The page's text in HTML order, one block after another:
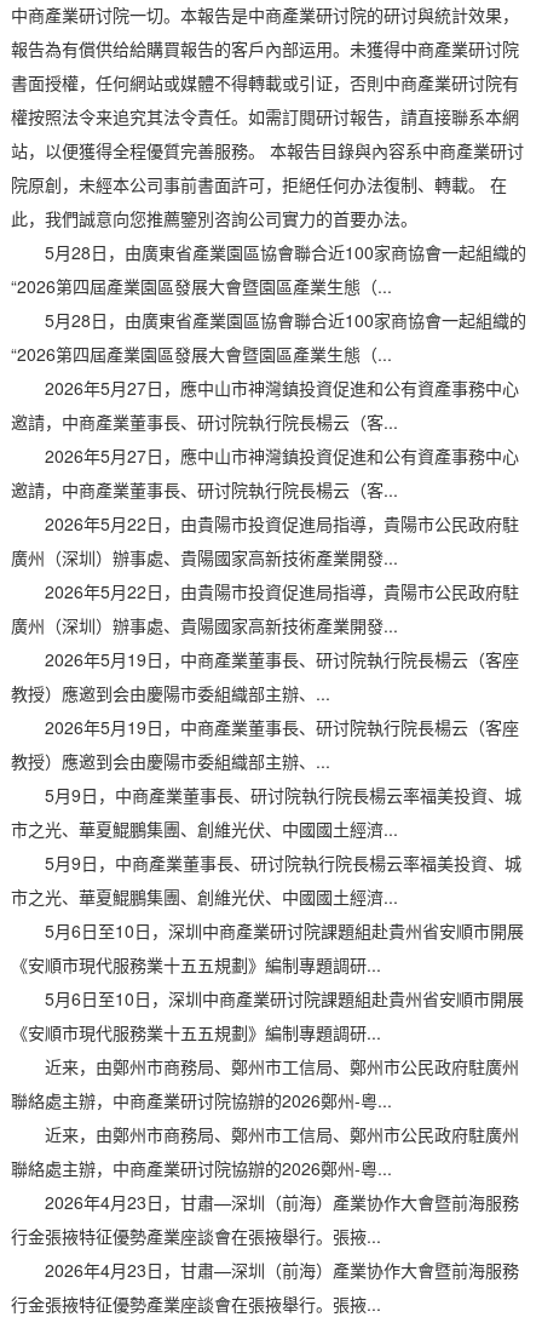
中商產業研讨院一切。本報告是中商產業研讨院的研讨與統計效果，
報告為有償供给給購買報告的客戶內部运用。未獲得中商產業研讨院
書面授權，任何網站或媒體不得轉載或引证，否則中商產業研讨院有
權按照法令来追究其法令責任。如需訂閱研讨報告，請直接聯系本網
站，以便獲得全程優質完善服務。 本報告目錄與內容系中商產業研讨
院原創，未經本公司事前書面許可，拒絕任何办法復制、轉載。 在
此，我們誠意向您推薦鑒別咨詢公司實力的首要办法。
5月28日，由廣東省產業園區協會聯合近100家商協會一起組織的
“2026第四屆產業園區發展大會暨園區產業生態（...
5月28日，由廣東省產業園區協會聯合近100家商協會一起組織的
“2026第四屆產業園區發展大會暨園區產業生態（...
2026年5月27日，應中山市神灣鎮投資促進和公有資產事務中心
邀請，中商產業董事長、研讨院執行院長楊云（客...
2026年5月27日，應中山市神灣鎮投資促進和公有資產事務中心
邀請，中商產業董事長、研讨院執行院長楊云（客...
2026年5月22日，由貴陽市投資促進局指導，貴陽市公民政府駐
廣州（深圳）辦事處、貴陽國家高新技術產業開發...
2026年5月22日，由貴陽市投資促進局指導，貴陽市公民政府駐
廣州（深圳）辦事處、貴陽國家高新技術產業開發...
2026年5月19日，中商產業董事長、研讨院執行院長楊云（客座
教授）應邀到会由慶陽市委組織部主辦、...
2026年5月19日，中商產業董事長、研讨院執行院長楊云（客座
教授）應邀到会由慶陽市委組織部主辦、...
5月9日，中商產業董事長、研讨院執行院長楊云率福美投資、城
市之光、華夏鯤鵬集團、創維光伏、中國國土經濟...
5月9日，中商產業董事長、研讨院執行院長楊云率福美投資、城
市之光、華夏鯤鵬集團、創維光伏、中國國土經濟...
5月6日至10日，深圳中商產業研讨院課題組赴貴州省安順市開展
《安順市現代服務業十五五規劃》編制專題調研...
5月6日至10日，深圳中商產業研讨院課題組赴貴州省安順市開展
《安順市現代服務業十五五規劃》編制專題調研...
近来，由鄭州市商務局、鄭州市工信局、鄭州市公民政府駐廣州
聯絡處主辦，中商產業研讨院協辦的2026鄭州-粵...
近来，由鄭州市商務局、鄭州市工信局、鄭州市公民政府駐廣州
聯絡處主辦，中商產業研讨院協辦的2026鄭州-粵...
2026年4月23日，甘肅—深圳（前海）產業协作大會暨前海服務
行金張掖特征優勢產業座談會在張掖舉行。張掖...
2026年4月23日，甘肅—深圳（前海）產業协作大會暨前海服務
行金張掖特征優勢產業座談會在張掖舉行。張掖...